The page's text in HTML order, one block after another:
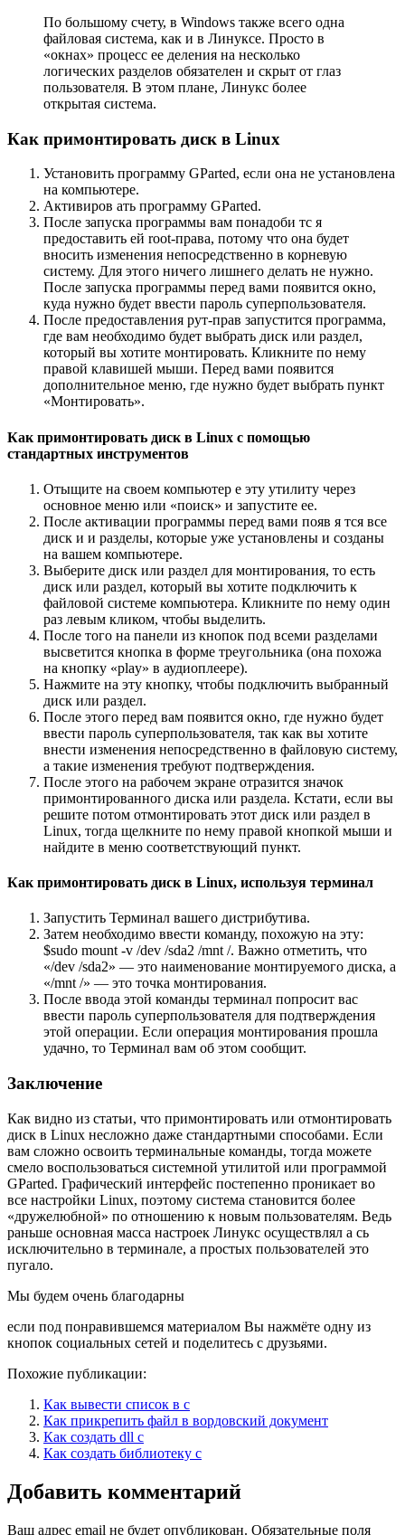
По большому счету, в Windows также всего одна
файловая система, как и в Линуксе. Просто в
«окнах» процесс ее деления на несколько
логических разделов обязателен и скрыт от глаз
пользователя. В этом плане, Линукс более
открытая система.
Как примонтировать диск в Linux
Установить программу GParted, если она не установлена
на компьютере.
Активиров ать программу GParted.
После запуска программы вам понадоби тс я
предоставить ей root-права, потому что она будет
вносить изменения непосредственно в корневую
систему. Для этого ничего лишнего делать не нужно.
После запуска программы перед вами появится окно,
куда нужно будет ввести пароль суперпользователя.
После предоставления рут-прав запустится программа,
где вам необходимо будет выбрать диск или раздел,
который вы хотите монтировать. Кликните по нему
правой клавишей мыши. Перед вами появится
дополнительное меню, где нужно будет выбрать пункт
«Монтировать».
Как примонтировать диск в Linux с помощью
стандартных инструментов
Отыщите на своем компьютер е эту утилиту через
основное меню или «поиск» и запустите ее.
После активации программы перед вами появ я тся все
диск и и разделы, которые уже установлены и созданы
на вашем компьютере.
Выберите диск или раздел для монтирования, то есть
диск или раздел, который вы хотите подключить к
файловой системе компьютера. Кликните по нему один
раз левым кликом, чтобы выделить.
После того на панели из кнопок под всеми разделами
высветится кнопка в форме треугольника (она похожа
на кнопку «play» в аудиоплеере).
Нажмите на эту кнопку, чтобы подключить выбранный
диск или раздел.
После этого перед вам появится окно, где нужно будет
ввести пароль суперпользователя, так как вы хотите
внести изменения непосредственно в файловую систему,
а такие изменения требуют подтверждения.
После этого на рабочем экране отразится значок
примонтированного диска или раздела. Кстати, если вы
решите потом отмонтировать этот диск или раздел в
Linux, тогда щелкните по нему правой кнопкой мыши и
найдите в меню соответствующий пункт.
Как примонтировать диск в Linux, используя терминал
Запустить Терминал вашего дистрибутива.
Затем необходимо ввести команду, похожую на эту:
$sudo mount -v /dev /sda2 /mnt /. Важно отметить, что
«/dev /sda2» — это наименование монтируемого диска, а
«/mnt /» — это точка монтирования.
После ввода этой команды терминал попросит вас
ввести пароль суперпользователя для подтверждения
этой операции. Если операция монтирования прошла
удачно, то Терминал вам об этом сообщит.
Заключение
Как видно из статьи, что примонтировать или отмонтировать
диск в Linux несложно даже стандартными способами. Если
вам сложно освоить терминальные команды, тогда можете
смело воспользоваться системной утилитой или программой
GParted. Графический интерфейс постепенно проникает во
все настройки Linux, поэтому система становится более
«дружелюбной» по отношению к новым пользователям. Ведь
раньше основная масса настроек Линукс осуществлял а сь
исключительно в терминале, а простых пользователей это
пугало.
Мы будем очень благодарны
если под понравившемся материалом Вы нажмёте одну из
кнопок социальных сетей и поделитесь с друзьями.
Похожие публикации:
Как вывести список в с
Как прикрепить файл в вордовский документ
Как создать dll c
Как создать библиотеку c
Добавить комментарий
Ваш адрес email не будет опубликован. Обязательные поля